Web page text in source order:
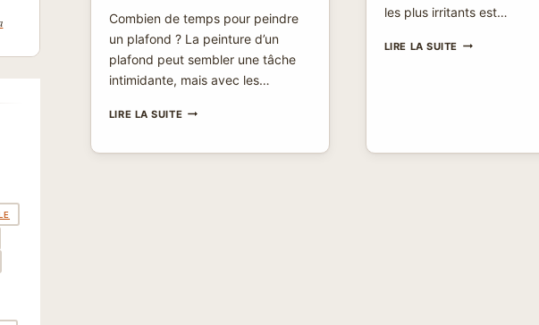
Combien de temps pour peindre
un plafond ? La peinture d’un
plafond peut sembler une tâche
intimidante, mais avec les…
LIRE LA SUITECOMBIEN
POUR
les plus irritants est…
LIRE LA SUITE PEINTURE
ASTUCES